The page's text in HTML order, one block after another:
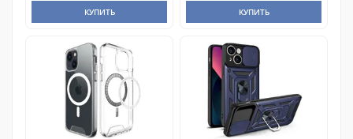
КУПИТЬ КУПИТЬ